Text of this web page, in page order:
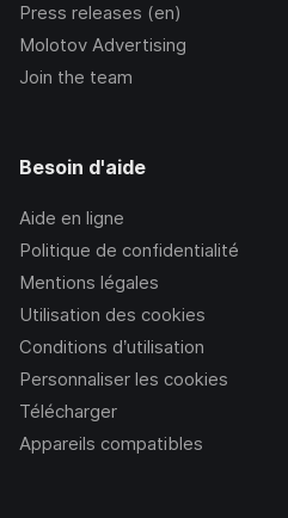
Press releases (en)
Molotov Advertising
Join the team
Besoin d'aide
Aide en ligne
Politique de confidentialité
Mentions légales
Utilisation des cookies
Conditions d’utilisation
Personnaliser les cookies
Télécharger
Appareils compatibles